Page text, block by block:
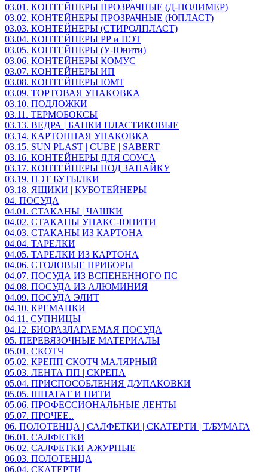
03.01. КОНТЕЙНЕРЫ ПРОЗРАЧНЫЕ (Д-ПОЛИМЕР)
03.02. КОНТЕЙНЕРЫ ПРОЗРАЧНЫЕ (ЮПЛАСТ)
03.03. КОНТЕЙНЕРЫ (СТИРОЛПЛАСТ)
03.04. КОНТЕЙНЕРЫ РР и ПЭТ
03.05. КОНТЕЙНЕРЫ (У-Юнити)
03.06. КОНТЕЙНЕРЫ КОМУС
03.07. КОНТЕЙНЕРЫ ИП
03.08. КОНТЕЙНЕРЫ ЮМТ
03.09. ТОРТОВАЯ УПАКОВКА
03.10. ПОДЛОЖКИ
03.11. ТЕРМОБОКСЫ
03.13. ВЕДРА | БАНКИ ПЛАСТИКОВЫЕ
03.14. КАРТОННАЯ УПАКОВКА
03.15. SUN PLAST | CUBE | SABERT
03.16. КОНТЕЙНЕРЫ ДЛЯ СОУСА
03.17. КОНТЕЙНЕРЫ ПОД ЗАПАЙКУ
03.19. ПЭТ БУТЫЛКИ
03.18. ЯЩИКИ | КУБОТЕЙНЕРЫ
04. ПОСУДА
04.01. СТАКАНЫ | ЧАШКИ
04.02. СТАКАНЫ УПАКС-ЮНИТИ
04.03. СТАКАНЫ ИЗ КАРТОНА
04.04. ТАРЕЛКИ
04.05. ТАРЕЛКИ ИЗ КАРТОНА
04.06. СТОЛОВЫЕ ПРИБОРЫ
04.07. ПОСУДА ИЗ ВСПЕНЕННОГО ПС
04.08. ПОСУДА ИЗ АЛЮМИНИЯ
04.09. ПОСУДА ЭЛИТ
04.10. КРЕМАНКИ
04.11. СУПНИЦЫ
04.12. БИОРАЗЛАГАЕМАЯ ПОСУДА
05. ПЕРЕВЯЗОЧНЫЕ МАТЕРИАЛЫ
05.01. СКОТЧ
05.02. КРЕПП СКОТЧ МАЛЯРНЫЙ
05.03. ЛЕНТА ПП | СКРЕПА
05.04. ПРИСПОСОБЛЕНИЯ Д/УПАКОВКИ
05.05. ШПАГАТ И НИТИ
05.06. ПРОФЕССИОНАЛЬНЫЕ ЛЕНТЫ
05.07. ПРОЧЕЕ..
06. ПОЛОТЕНЦА | САЛФЕТКИ | СКАТЕРТИ | Т/БУМАГА
06.01. САЛФЕТКИ
06.02. САЛФЕТКИ АЖУРНЫЕ
06.03. ПОЛОТЕНЦА
06.04. СКАТЕРТИ